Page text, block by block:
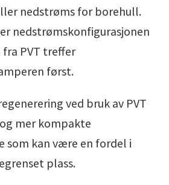
nedstrøms for borehull.
nedstrømskonfigurasjonen
PVT treffer
først.
ved bruk av PVT
mer kompakte
som kan være en fordel i
plass.